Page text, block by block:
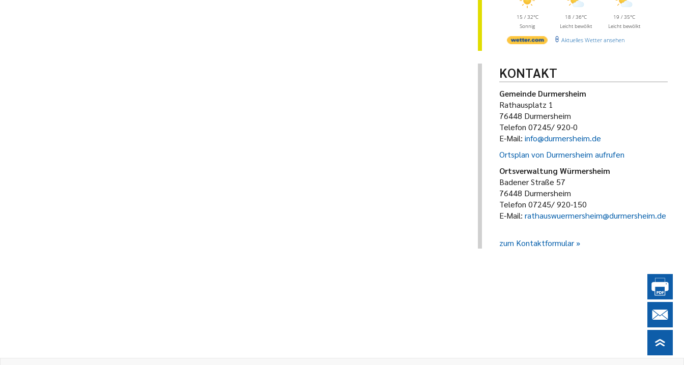
15 / 32°C
Sonnig
18 / 36°C
Leicht bewölkt
19 / 35°C
Leicht bewölkt
Aktuelles Wetter ansehen
KONTAKT
Gemeinde Durmersheim
Rathausplatz 1
76448 Durmersheim
Telefon 07245/ 920-0
E-Mail: info@durmersheim.de
Ortsplan von Durmersheim aufrufen
Ortsverwaltung Würmersheim
Badener Straße 57
76448 Durmersheim
Telefon 07245/ 920-150
E-Mail: rathauswuermersheim@durmersheim.de
zum Kontaktformular